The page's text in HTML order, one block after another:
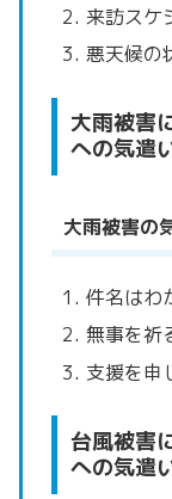
来訪スケ
悪天候の
大雨被害
への気遣
大雨被害の
件名はわ
無事を祈
支援を申
台風被害
への気遣